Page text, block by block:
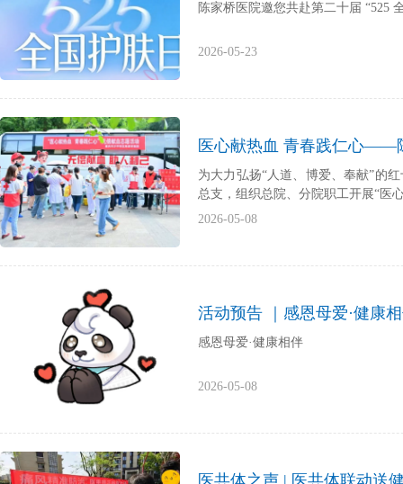
陈家桥医院邀您共赴第二十届 “525
2026-05-23
医心献热血 青春践仁心——
为大力弘扬“人道、博爱、奉献”的
总支，组织总院、分院职工开展“医
2026-05-08
活动预告 ｜感恩母爱·健康
感恩母爱·健康相伴
2026-05-08
医共体之声 | 医共体联动送